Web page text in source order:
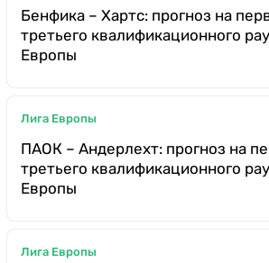
Бенфика – Хартс: прогноз на
третьего квалификационного
Европы
Лига Европы
ПАОК – Андерлехт: прогноз на
третьего квалификационного
Европы
Лига Европы